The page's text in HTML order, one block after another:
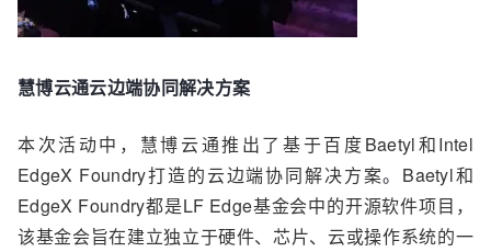
慧博云通云边端协同解决方案
本次活动中，慧博云通推出了基于百度Baetyl和Intel
EdgeX Foundry打造的云边端协同解决方案。 Baetyl和
EdgeX Foundry都是LF Edge基金会中的开源软件项目，
该基金会旨在建立独立于硬件、芯片、云或操作系统的一